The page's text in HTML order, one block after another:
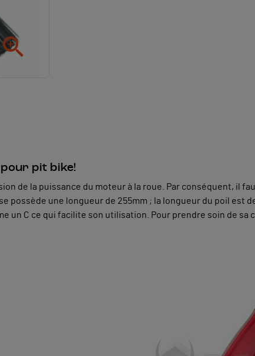

pit bike!
de la puissance du moteur à la roue. Par conséquent, il
une longueur de 255mm ; la longueur du poil est
un C ce qui facilite son utilisation. Pour prendre soin de sa